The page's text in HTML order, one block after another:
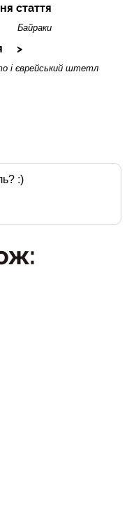
стаття
Байраки
і єврейський штетл
:)